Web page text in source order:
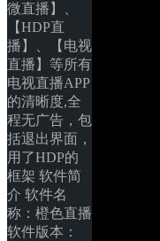
微直播】、
【HDP直
播】、【电视
直播】等所有
电视直播APP
的清晰度,全
程无广告，包
括退出界面，
用了HDP的
框架 软件简
介 软件名
称：橙色直播
软件版本：